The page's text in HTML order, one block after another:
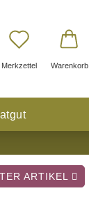
Merkzettel Warenkorb
ARTIKEL